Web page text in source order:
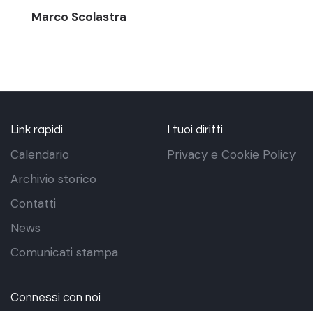
Marco Scolastra
Link rapidi
Calendario
Archivio storico
Contatti
News
Comunicati stampa
I tuoi diritti
Privacy e Cookie Policy
Connessi con noi